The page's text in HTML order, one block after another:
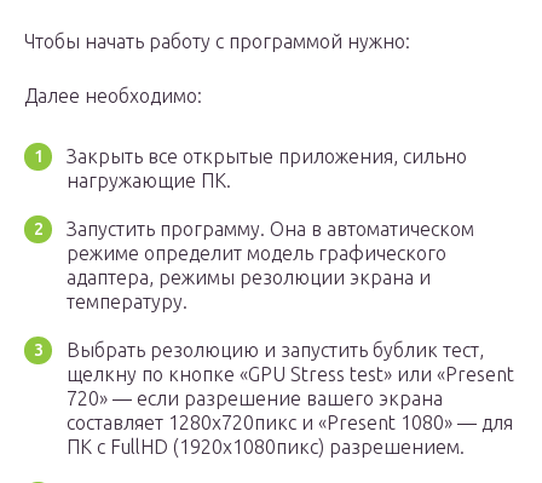
Чтобы начать работу с программой нужно:
Далее необходимо:
Закрыть все открытые приложения, сильно
нагружающие ПК.
Запустить программу. Она в автоматическом
режиме определит модель графического
адаптера, режимы резолюции экрана и
температуру.
Выбрать резолюцию и запустить бублик тест,
щелкну по кнопке «GPU Stress test» или «Present
720» — если разрешение вашего экрана
составляет 1280х720пикс и «Present 1080» — для
ПК с FullHD (1920х1080пикс) разрешением.